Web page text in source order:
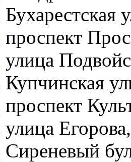
Бухарестская
проспект
улица
Купчинская
проспект
улица
Сиреневый